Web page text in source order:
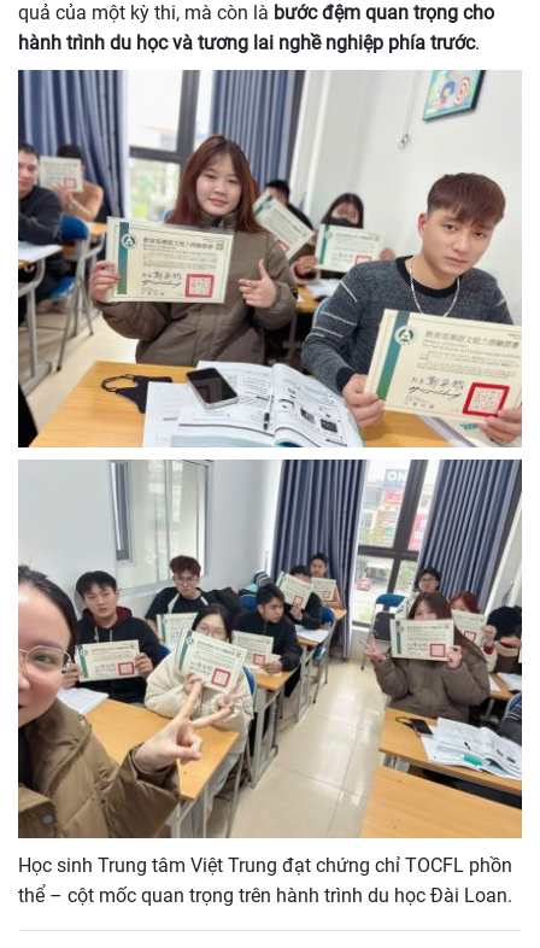
quả của một kỳ thi, mà còn là bước đệm quan trọng cho
hành trình du học và tương lai nghề nghiệp phía trước.
Học sinh Trung tâm Việt Trung đạt chứng chỉ TOCFL phồn
thể – cột mốc quan trọng trên hành trình du học Đài Loan.